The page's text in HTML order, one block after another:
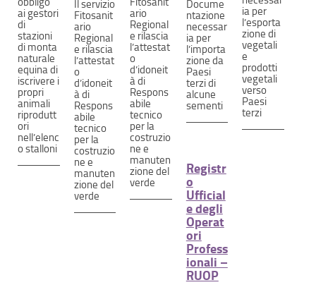
ai gestori
di
stazioni
di monta
naturale
equina di
iscrivere i
propri
animali
riprodutt
ori
nell’elenc
o stalloni
Il servizio
Fitosanit
ario
Regional
e rilascia
l’attestat
o
d’idoneit
à di
Respons
abile
tecnico
per la
costruzio
ne e
manuten
zione del
verde
ario
Regional
e rilascia
l’attestat
o
d’idoneit
à di
Respons
abile
tecnico
per la
costruzio
ne e
manuten
zione del
verde
Docume
ntazione
necessar
ia per
l’importa
zione da
Paesi
terzi di
alcune
sementi
ia per
l’esporta
zione di
vegetali
e
prodotti
vegetali
verso
Paesi
terzi
Registr
o
Ufficial
e degli
Operat
ori
Profess
ionali –
RUOP